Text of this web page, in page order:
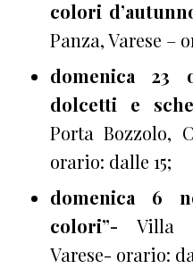
colori
Panza, Varese –
domenica 23
dolcetti e
Porta Bozzolo,
orario: dalle 15;
domenica 6
colori”- Villa
Varese- orario: